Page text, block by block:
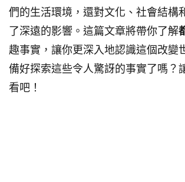
們的生活環境，還對文化、社會結構
了深遠的影響。這篇文章將帶你了解
趣事實，讓你更深入地認識這個改變
備好探索這些令人驚訝的事實了嗎？
看吧！